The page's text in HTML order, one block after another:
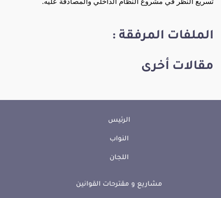
الملفات المرفقة :
مقالات أخرى
الرئيس
النواب
اللجان
مشاريع و مقترحات القوانين